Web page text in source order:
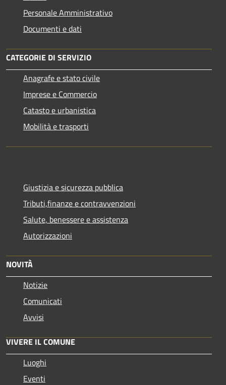
Personale Amministrativo
Documenti e dati
CATEGORIE DI SERVIZIO
Anagrafe e stato civile
Imprese e Commercio
Catasto e urbanistica
Mobilità e trasporti
Giustizia e sicurezza pubblica
Tributi,finanze e contravvenzioni
Salute, benessere e assistenza
Autorizzazioni
NOVITÀ
Notizie
Comunicati
Avvisi
VIVERE IL COMUNE
Luoghi
Eventi